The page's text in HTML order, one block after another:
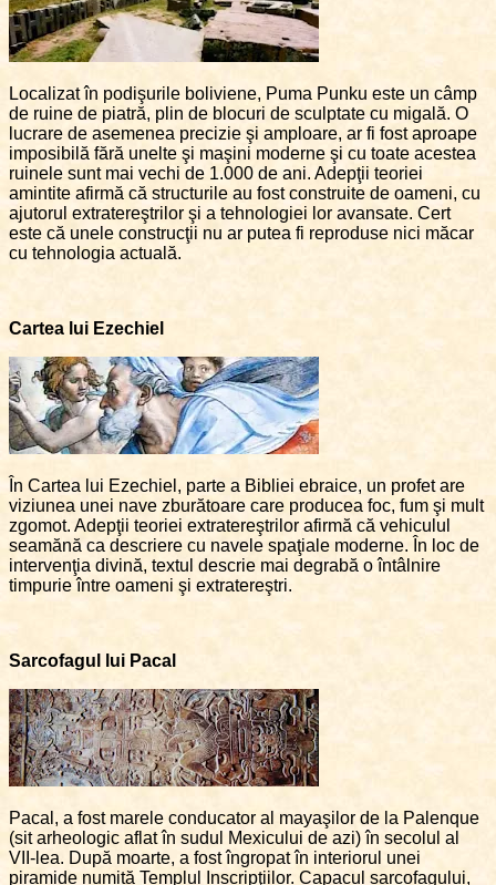
Localizat în podişurile boliviene, Puma Punku este un câmp
de ruine de piatră, plin de blocuri de sculptate cu migală. O
lucrare de asemenea precizie şi amploare, ar fi fost aproape
imposibilă fără unelte şi maşini moderne şi cu toate acestea
ruinele sunt mai vechi de 1.000 de ani. Adepţii teoriei
amintite afirmă că structurile au fost construite de oameni, cu
ajutorul extratereştrilor şi a tehnologiei lor avansate. Cert
este că unele construcţii nu ar putea fi reproduse nici măcar
cu tehnologia actuală.
Cartea lui Ezechiel
În Cartea lui Ezechiel, parte a Bibliei ebraice, un profet are
viziunea unei nave zburătoare care producea foc, fum şi mult
zgomot. Adepţii teoriei extratereştrilor afirmă că vehiculul
seamănă ca descriere cu navele spaţiale moderne. În loc de
intervenţia divină, textul descrie mai degrabă o întâlnire
timpurie între oameni şi extratereştri.
Sarcofagul lui Pacal
Pacal, a fost marele conducator al mayaşilor de la Palenque
(sit arheologic aflat în sudul Mexicului de azi) în secolul al
VII-lea. După moarte, a fost îngropat în interiorul unei
piramide numită Templul Inscripţiilor. Capacul sarcofagului,